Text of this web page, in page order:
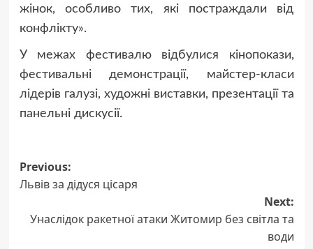
жінок, особливо тих, які постраждали від
конфлікту».
У межах фестивалю відбулися кінопокази,
фестивальні демонстрації, майстер-класи
лідерів галузі, художні виставки, презентації та
панельні дискусії.
Post
navigation
Previous:
Львів за дідуся цісаря
Next:
Унаслідок ракетної атаки Житомир без світла та
води